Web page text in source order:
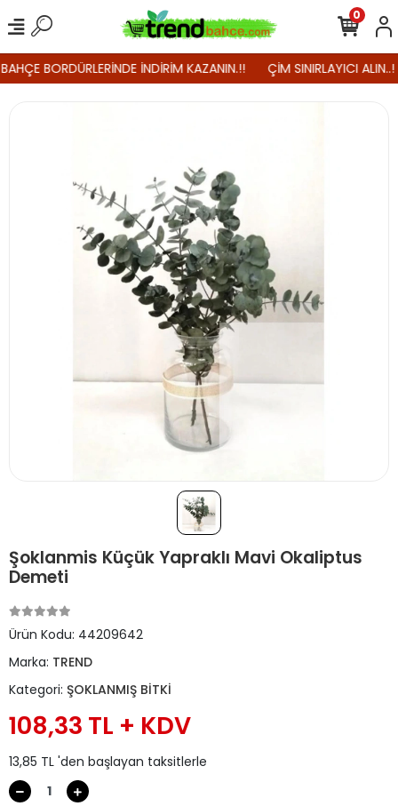
BORDÜRLERİNDE İNDİRİM KAZANIN.!! ÇİM SINIRLAYICI ALIN..!
0
Şoklanmis Küçük Yapraklı Mavi Okaliptus
Demeti
Ürün Kodu: 44209642
Marka: TREND
Kategori: ŞOKLANMIŞ BİTKİ
108,33 TL + KDV
13,85 TL 'den başlayan taksitlerle